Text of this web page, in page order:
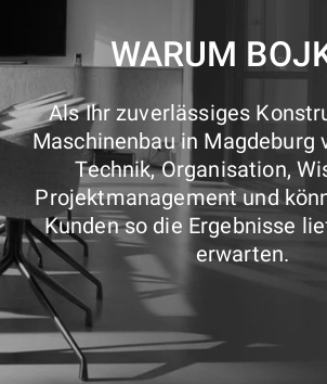
WARUM
Als Ihr zuverlässiges
Maschinenbau in Magdeburg
Technik, Organisation,
Projektmanagement und
Kunden so die Ergebnisse
erwarten.